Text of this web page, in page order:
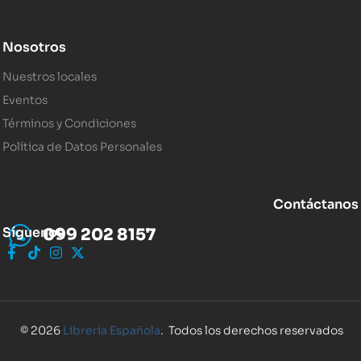
Nosotros
Nuestros locales
Eventos
Términos y Condiciones
Política de Datos Personales
Contáctanos
099 202 8157
Síguenos
© 2026 Librería Española. Todos los derechos reservados